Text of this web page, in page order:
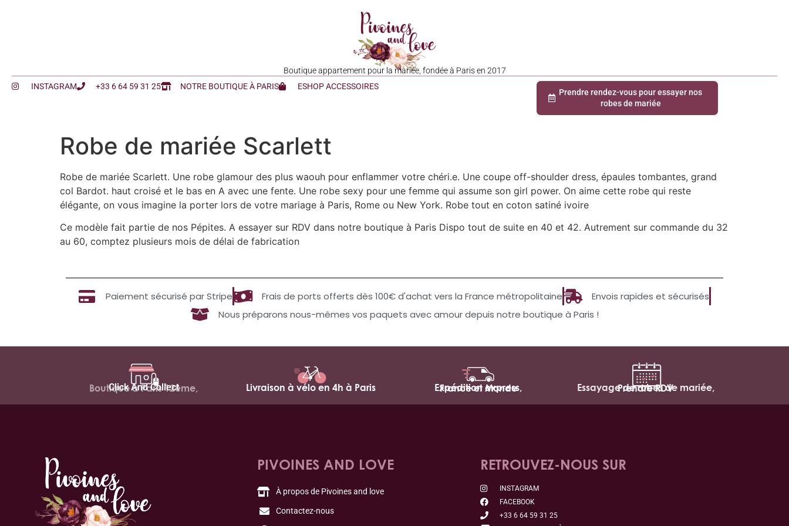
Boutique appartement pour la mariée, fondée à Paris en 2017
INSTAGRAM
+33 6 64 59 31 25 NOTRE BOUTIQUE À PARIS ESHOP ACCESSOIRES
Prendre rendez-vous pour essayer nos
robes de mariée
Robe de mariée Scarlett
Robe de mariée Scarlett. Une robe glamour des plus waouh pour enflammer votre chéri.e. Une coupe off-shoulder dress, épaules tombantes, grand
col Bardot. haut croisé et le bas en A avec une fente. Une robe sexy pour une femme qui assume son girl power. On aime cette robe qui reste
élégante, on vous imagine la porter lors de votre mariage à Paris, Rome ou New York. Robe tout en coton satiné ivoire
Ce modèle fait partie de nos Pépites. A essayer sur RDV dans notre boutique à Paris Dispo tout de suite en 40 et 42. Autrement sur commande du 32
au 60, comptez plusieurs mois de délai de fabrication
Paiement sécurisé par Stripe Frais de ports offerts dès 100€ d'achat vers la France métropolitaine
Envois rapides et sécurisés
Nous préparons nous-mêmes vos paquets avec amour depuis notre boutique à Paris !
Click And Collect
Boutique à Paris 12ème, Livraison à vélo en 4h à Paris Expédition express,
France et Monde Essayage de robes de mariée,
Prendre RDV
PIVOINES AND LOVE
À propos de Pivoines and love
Contactez-nous
RETROUVEZ-NOUS SUR
INSTAGRAM
FACEBOOK
+33 6 64 59 31 25